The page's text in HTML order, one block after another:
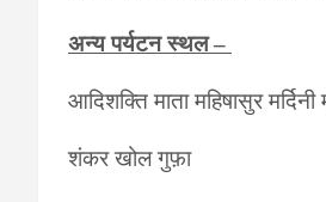
अन्य पर्यटन स्थल –
आदिशक्ति माता महिषासुर मर्दिनी
शंकर खोल गुफ़ा